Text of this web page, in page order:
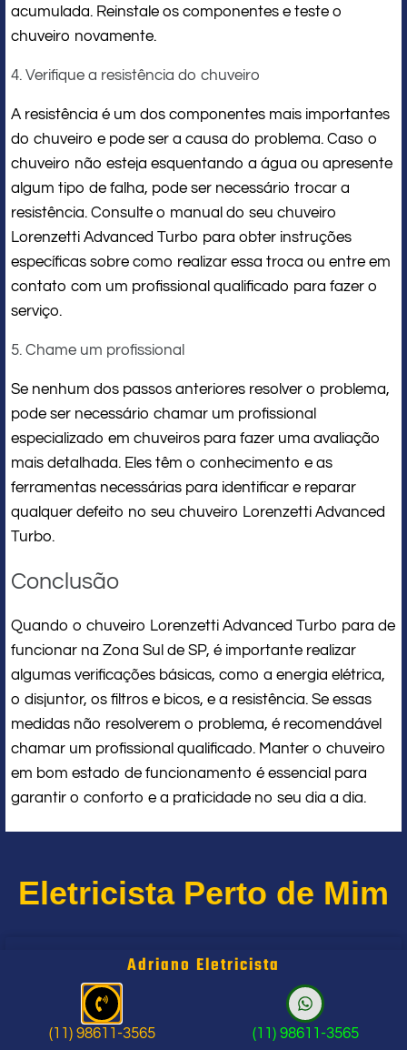
acumulada. Reinstale os componentes e teste o
chuveiro novamente.
4. Verifique a resistência do chuveiro
A resistência é um dos componentes mais importantes
do chuveiro e pode ser a causa do problema. Caso o
chuveiro não esteja esquentando a água ou apresente
algum tipo de falha, pode ser necessário trocar a
resistência. Consulte o manual do seu chuveiro
Lorenzetti Advanced Turbo para obter instruções
específicas sobre como realizar essa troca ou entre em
contato com um profissional qualificado para fazer o
serviço.
5. Chame um profissional
Se nenhum dos passos anteriores resolver o problema,
pode ser necessário chamar um profissional
especializado em chuveiros para fazer uma avaliação
mais detalhada. Eles têm o conhecimento e as
ferramentas necessárias para identificar e reparar
qualquer defeito no seu chuveiro Lorenzetti Advanced
Turbo.
Conclusão
Quando o chuveiro Lorenzetti Advanced Turbo para de
funcionar na Zona Sul de SP, é importante realizar
algumas verificações básicas, como a energia elétrica,
o disjuntor, os filtros e bicos, e a resistência. Se essas
medidas não resolverem o problema, é recomendável
chamar um profissional qualificado. Manter o chuveiro
em bom estado de funcionamento é essencial para
garantir o conforto e a praticidade no seu dia a dia.
Eletricista Perto de Mim
Um Eletricista em Santo André SP
Adriano Eletricista
(11) 98611-3565 (11) 98611-3565